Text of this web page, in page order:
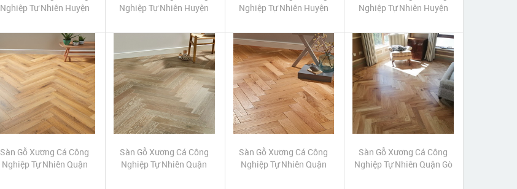
Nghiệp Tự Nhiên Huyện
Nghiệp Tự Nhiên Huyện
Nghiệp Tự Nhiên Huyện
Nghiệp Tự Nhiên Huyện
Sàn Gỗ Xương Cá Công
Nghiệp Tự Nhiên Quận
Sàn Gỗ Xương Cá Công
Nghiệp Tự Nhiên Quận
Sàn Gỗ Xương Cá Công
Nghiệp Tự Nhiên Quận
Sàn Gỗ Xương Cá Công
Nghiệp Tự Nhiên Quận Gò